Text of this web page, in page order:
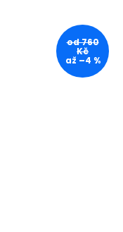
od 760
Kč
až –4 %